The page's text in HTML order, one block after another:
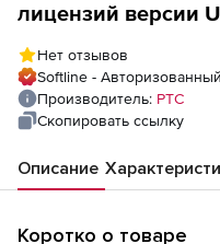
лицензий версии
Нет отзывов
Softline -
Производитель: PTC
Скопировать ссылку
Описание
Коротко о товаре